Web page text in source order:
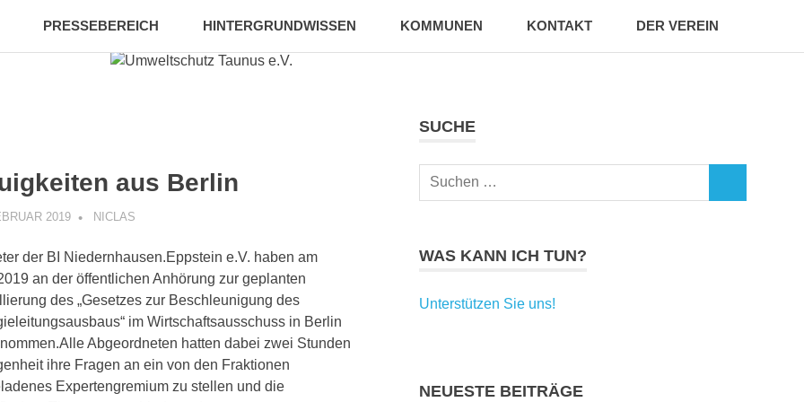
PRESSEBEREICH HINTERGRUNDWISSEN KOMMUNEN KONTAKT DER VEREIN
aus Berlin
2019 NICLAS
der BI Niedernhausen.Eppstein e.V. haben am
an der öffentlichen Anhörung zur geplanten
des „Gesetzes zur Beschleunigung des
im Wirtschaftsausschuss in Berlin
Abgeordneten hatten dabei zwei Stunden
ihre Fragen an ein von den Fraktionen
Expertengremium zu stellen und die
SUCHE
Suchen
WAS KANN ICH TUN?
Unterstützen Sie uns!
NEUESTE BEITRÄGE